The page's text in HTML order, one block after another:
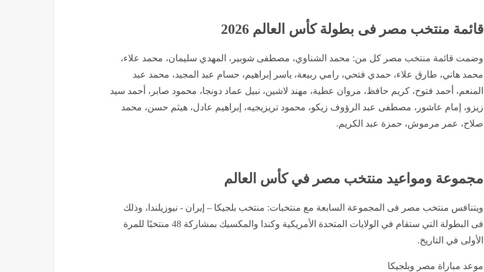
قائمة منتخب مصر فى بطولة كأس العالم 2026
وضمت قائمة منتخب مصر كل من: محمد الشناوي، مصطفى شوبير، المهدي سليمان، محمد علاء،
محمد هاني، طارق علاء، حمدي فتحي، رامي ربيعة، ياسر إبراهيم، حسام عبد المجيد، محمد عبد
المنعم، أحمد فتوح، كريم حافظ، مروان عطية، مهند لاشين، نبيل عماد دونجا، محمود صابر، أحمد سيد
زيزو، إمام عاشور، مصطفى عبد الرؤوف زيكو، محمود تريزيجيه، إبراهيم عادل، هيثم حسن، محمد
صلاح، عمر مرموش، حمزة عبد الكريم.
مجموعة ومواعيد منتخب مصر في كأس العالم
ويتنافس منتخب مصر فى المجموعة السابعة مع منتخبات: منتخب بلجيكا – إيران - نيوزيلندا، وذلك
فى البطولة التي ستقام في الولايات المتحدة الأمريكية وكندا والمكسيك بمشاركة 48 منتخبًا للمرة
الأولى في التاريخ.
موعد مباراة مصر وبلجيكا